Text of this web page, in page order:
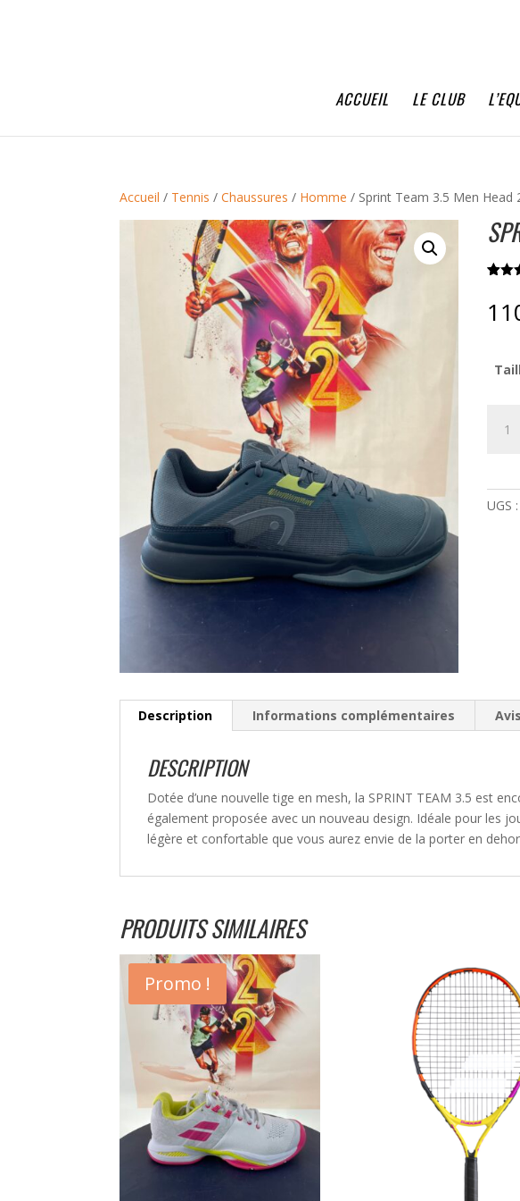
ACCUEIL LE CLUB
Accueil / Tennis /Chaussures / Homme / Sprint Team 3.5 Men Head
sur
notati
ons
UGS :
Description Informations complémentaires
DESCRIPTION
Dotée d’une nouvelle tige en mesh, la SPRINT TEAM 3.5 est
également proposée avec un nouveau design. Idéale pour les
légère et confortable que vous aurez envie de la porter en
PRODUITS SIMILAIRES
Promo !